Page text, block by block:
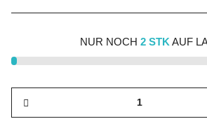
NUR NOCH 2 STK AUF